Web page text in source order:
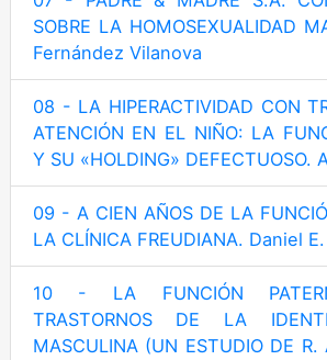
SOBRE LA HOMOSEXUALIDAD
Fernández Vilanova
08 - LA HIPERACTIVIDAD CON
ATENCIÓN EN EL NIÑO: LA
Y SU «HOLDING»
09 - A CIEN AÑOS DE LA
LA CLÍNICA FREUDIANA. Daniel
10 - LA FUNCIÓN
TRASTORNOS DE LA
MASCULINA (UN ESTUDIO DE R.